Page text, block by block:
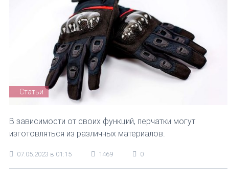
Статьи
В зависимости от своих функций, перчатки могут
изготовляться из различных материалов.
07.05.2023 в 01:15 1469 0